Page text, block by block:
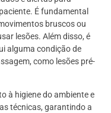
É fundamental
bruscos ou
lesões. Além disso, é
alguma condição de
como lesões pré-
à higiene do ambiente e
técnicas, garantindo a